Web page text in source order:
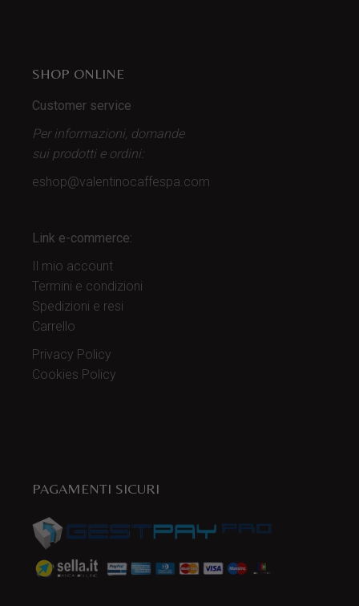
SHOP ONLINE
Customer service
Per informazioni, domande
sui prodotti e ordini:
eshop@valentinocaffespa.com
Link e-commerce:
Il mio account
Termini e condizioni
Spedizioni e resi
Carrello
Privacy Policy
Cookies Policy
PAGAMENTI SICURI